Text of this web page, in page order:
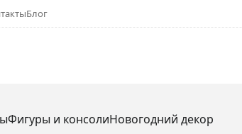
Блог
Фигуры и консолиНовогодний декор